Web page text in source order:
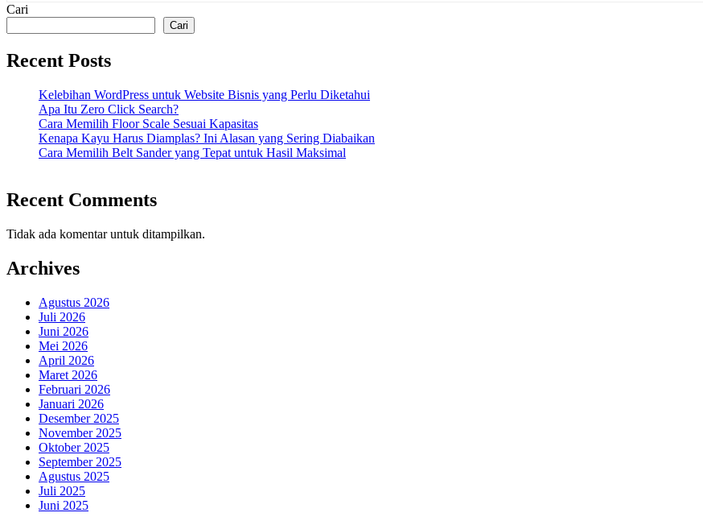
Cari
Cari
Recent Posts
Kelebihan WordPress untuk Website Bisnis yang Perlu Diketahui
Apa Itu Zero Click Search?
Cara Memilih Floor Scale Sesuai Kapasitas
Kenapa Kayu Harus Diamplas? Ini Alasan yang Sering Diabaikan
Cara Memilih Belt Sander yang Tepat untuk Hasil Maksimal
Recent Comments
Tidak ada komentar untuk ditampilkan.
Archives
Agustus 2026
Juli 2026
Juni 2026
Mei 2026
April 2026
Maret 2026
Februari 2026
Januari 2026
Desember 2025
November 2025
Oktober 2025
September 2025
Agustus 2025
Juli 2025
Juni 2025